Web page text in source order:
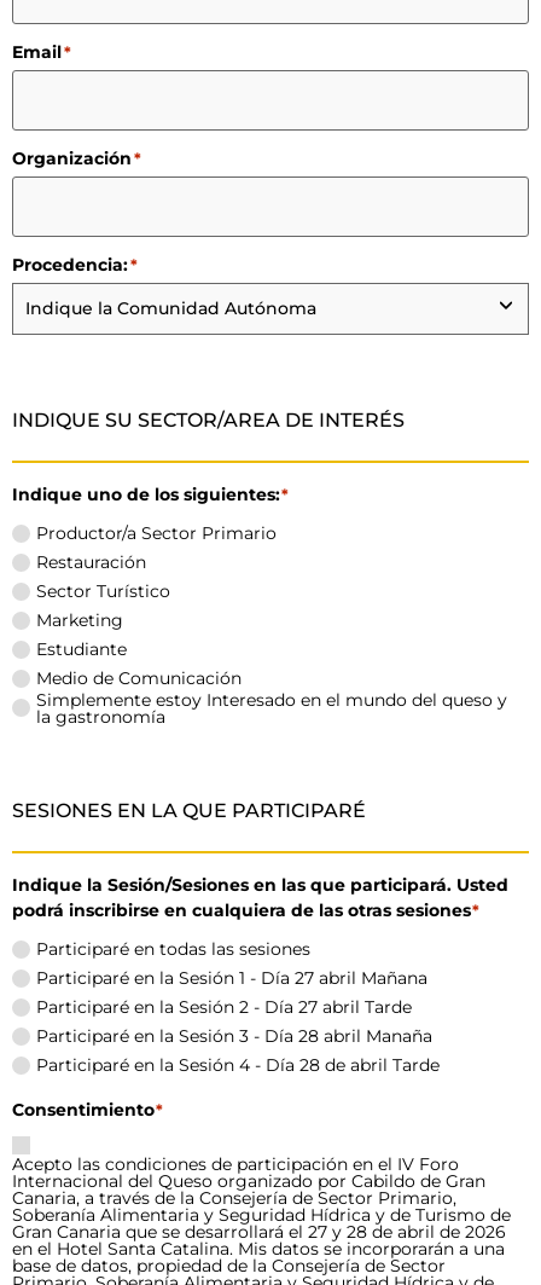
Email*
Organización*
Procedencia:*
INDIQUE SU SECTOR/AREA DE INTERÉS
Indique uno de los siguientes:*
Productor/a Sector Primario
Restauración
Sector Turístico
Marketing
Estudiante
Medio de Comunicación
Simplemente estoy Interesado en el mundo del queso y
la gastronomía
SESIONES EN LA QUE PARTICIPARÉ
Indique la Sesión/Sesiones en las que participará. Usted
podrá inscribirse en cualquiera de las otras sesiones*
Participaré en todas las sesiones
Participaré en la Sesión 1 - Día 27 abril Mañana
Participaré en la Sesión 2 - Día 27 abril Tarde
Participaré en la Sesión 3 - Día 28 abril Manaña
Participaré en la Sesión 4 - Día 28 de abril Tarde
Consentimiento*
Acepto las condiciones de participación en el IV Foro
Internacional del Queso organizado por Cabildo de Gran
Canaria, a través de la Consejería de Sector Primario,
Soberanía Alimentaria y Seguridad Hídrica y de Turismo de
Gran Canaria que se desarrollará el 27 y 28 de abril de 2026
en el Hotel Santa Catalina. Mis datos se incorporarán a una
base de datos, propiedad de la Consejería de Sector